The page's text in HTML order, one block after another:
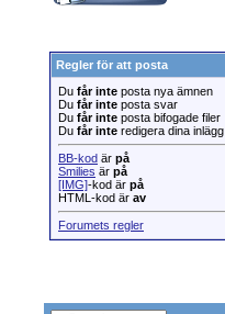
Regler för att posta
Du får inte posta nya ämnen
Du får inte posta svar
Du får inte posta bifogade filer
Du får inte redigera dina inlägg
BB-kod är på
Smilies är på
[IMG]-kod är på
HTML-kod är av
Forumets regler